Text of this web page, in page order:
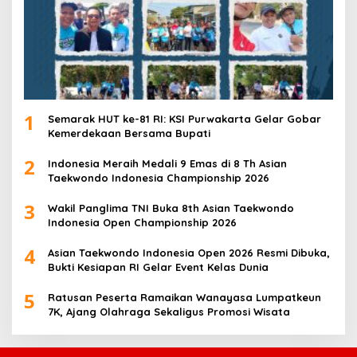
1
Semarak HUT ke-81 RI: KSI Purwakarta Gelar Gobar
Kemerdekaan Bersama Bupati
2
Indonesia Meraih Medali 9 Emas di 8 Th Asian
Taekwondo Indonesia Championship 2026
3
Wakil Panglima TNI Buka 8th Asian Taekwondo
Indonesia Open Championship 2026
4
Asian Taekwondo Indonesia Open 2026 Resmi Dibuka,
Bukti Kesiapan RI Gelar Event Kelas Dunia
5
Ratusan Peserta Ramaikan Wanayasa Lumpatkeun
7K, Ajang Olahraga Sekaligus Promosi Wisata